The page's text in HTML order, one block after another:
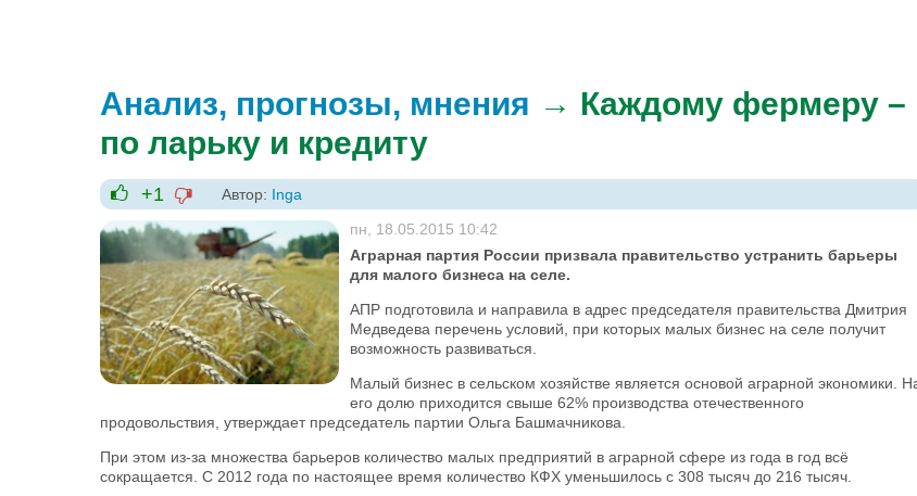
Анализ, прогнозы, мнения → Каждому фермеру –
по ларьку и кредиту
+1
+1
-1
Автор: Inga
пн, 18.05.2015 10:42
Аграрная партия России призвала правительство устранить барьеры
для малого бизнеса на селе.
АПР подготовила и направила в адрес председателя правительства Дмитрия
Медведева перечень условий, при которых малых бизнес на селе получит
возможность развиваться.
Малый бизнес в сельском хозяйстве является основой аграрной экономики.
его долю приходится свыше 62% производства отечественного
продовольствия, утверждает председатель партии Ольга Башмачникова.
При этом из-за множества барьеров количество малых предприятий в аграрной сфере из года в год всё
сокращается. С 2012 года по настоящее время количество КФХ уменьшилось с 308 тысяч до 216 тысяч.